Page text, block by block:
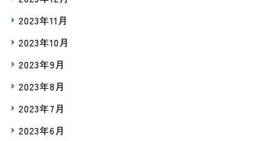
2023年11月
2023年10月
2023年9月
2023年8月
2023年7月
2023年6月